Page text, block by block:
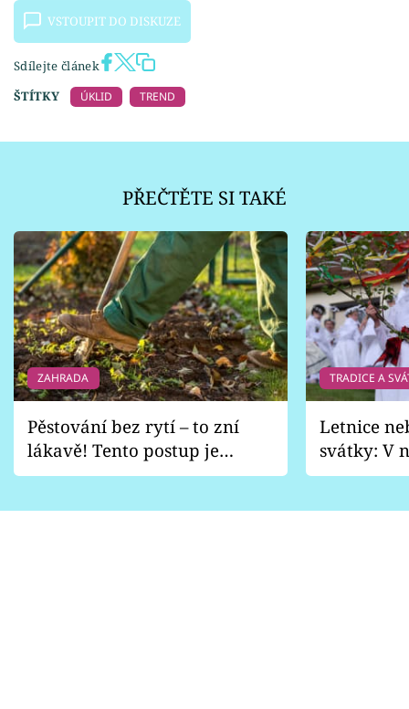
VSTOUPIT DO DISKUZE
Sdílejte článek
ŠTÍTKY
ÚKLID TREND
PŘEČTĚTE SI TAKÉ
ZAHRADA
Pěstování bez rytí – to zní
lákavě! Tento postup je
vhodný jen pro některé
TRADICE A
Letnice
svátky: V
pondělí